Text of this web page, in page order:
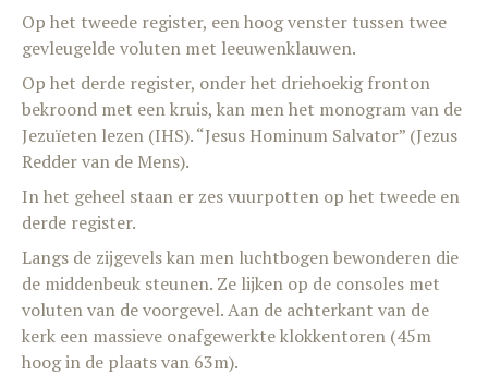
Op het tweede register, een hoog venster tussen twee
gevleugelde voluten met leeuwenklauwen.
Op het derde register, onder het driehoekig fronton
bekroond met een kruis, kan men het monogram van de
Jezuïeten lezen (IHS). “Jesus Hominum Salvator” (Jezus
Redder van de Mens).
In het geheel staan er zes vuurpotten op het tweede en
derde register.
Langs de zijgevels kan men luchtbogen bewonderen die
de middenbeuk steunen. Ze lijken op de consoles met
voluten van de voorgevel. Aan de achterkant van de
kerk een massieve onafgewerkte klokkentoren (45m
hoog in de plaats van 63m).